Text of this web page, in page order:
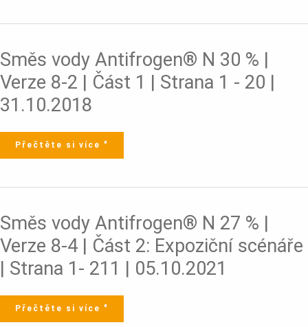
213
Směs vody Antifrogen® N 30 % |
Verze 8-2 | Část 1 | Strana 1 - 20 |
31.10.2018
Směs
vody
Antifrogen®
30
%
|
Verze
8-
Část
1
|
Strana
|
Přečtěte si více "
Směs vody Antifrogen® N 27 % |
Verze 8-4 | Část 2: Expoziční scénáře
| Strana 1- 211 | 05.10.2021
Směs
vody
Antifrogen®
27
%
|
Verze
8-
Část
2:
Expoziční
scénáře
Přečtěte si více "